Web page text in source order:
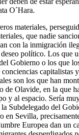
O´Hara.
materiales,
que nadie
con la inmigración
político. Los que
Gobierno o los que
capitalistas
son los que han
de Olavide, en la que
y al espacio. Sería
Subdelegado del
en Sevilla,
Europea dan un